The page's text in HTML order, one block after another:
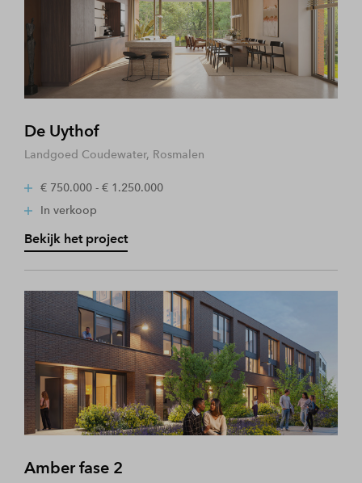
De Uythof
Landgoed Coudewater, Rosmalen
€ 750.000 - € 1.250.000
In verkoop
Bekijk het project
Amber fase 2